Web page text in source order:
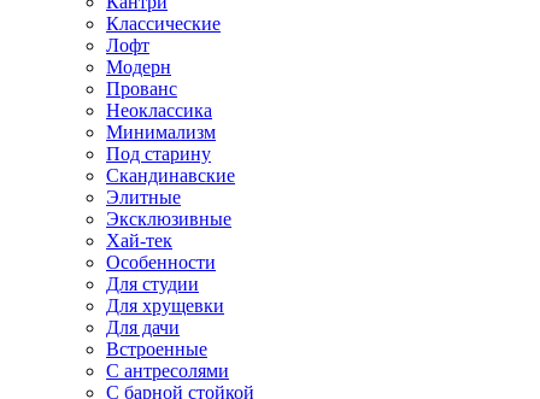
Классические
Лофт
Модерн
Прованс
Неоклассика
Минимализм
Под старину
Скандинавские
Элитные
Эксклюзивные
Хай-тек
Особенности
Для студии
Для хрущевки
Для дачи
Встроенные
С антресолями
С барной стойкой